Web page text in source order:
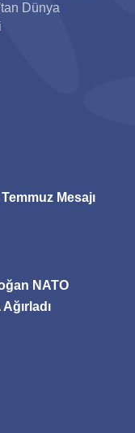
Dünya
Mesajı
NATO